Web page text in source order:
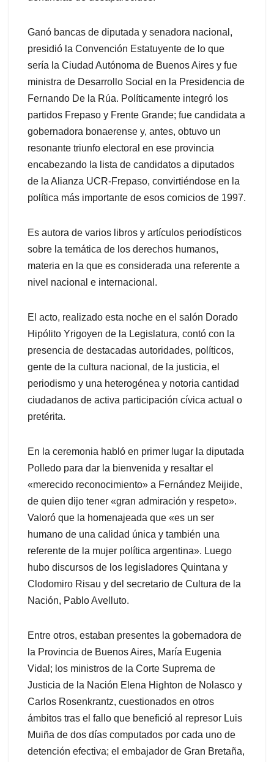
Ganó bancas de diputada y senadora nacional,
presidió la Convención Estatuyente de lo que
sería la Ciudad Autónoma de Buenos Aires y fue
ministra de Desarrollo Social en la Presidencia de
Fernando De la Rúa. Políticamente integró los
partidos Frepaso y Frente Grande; fue candidata a
gobernadora bonaerense y, antes, obtuvo un
resonante triunfo electoral en ese provincia
encabezando la lista de candidatos a diputados
de la Alianza UCR-Frepaso, convirtiéndose en la
política más importante de esos comicios de 1997.
Es autora de varios libros y artículos periodísticos
sobre la temática de los derechos humanos,
materia en la que es considerada una referente a
nivel nacional e internacional.
El acto, realizado esta noche en el salón Dorado
Hipólito Yrigoyen de la Legislatura, contó con la
presencia de destacadas autoridades, políticos,
gente de la cultura nacional, de la justicia, el
periodismo y una heterogénea y notoria cantidad
ciudadanos de activa participación cívica actual o
pretérita.
En la ceremonia habló en primer lugar la diputada
Polledo para dar la bienvenida y resaltar el
«merecido reconocimiento» a Fernández Meijide,
de quien dijo tener «gran admiración y respeto».
Valoró que la homenajeada que «es un ser
humano de una calidad única y también una
referente de la mujer política argentina». Luego
hubo discursos de los legisladores Quintana y
Clodomiro Risau y del secretario de Cultura de la
Nación, Pablo Avelluto.
Entre otros, estaban presentes la gobernadora de
la Provincia de Buenos Aires, María Eugenia
Vidal; los ministros de la Corte Suprema de
Justicia de la Nación Elena Highton de Nolasco y
Carlos Rosenkrantz, cuestionados en otros
ámbitos tras el fallo que benefició al represor Luis
Muiña de dos días computados por cada uno de
detención efectiva; el embajador de Gran Bretaña,